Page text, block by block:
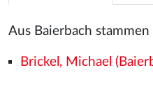
Aus Baierbach stammen
Brickel, Michael